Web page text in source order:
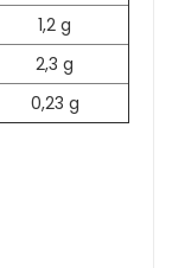
1,2 g
2,3 g
0,23 g